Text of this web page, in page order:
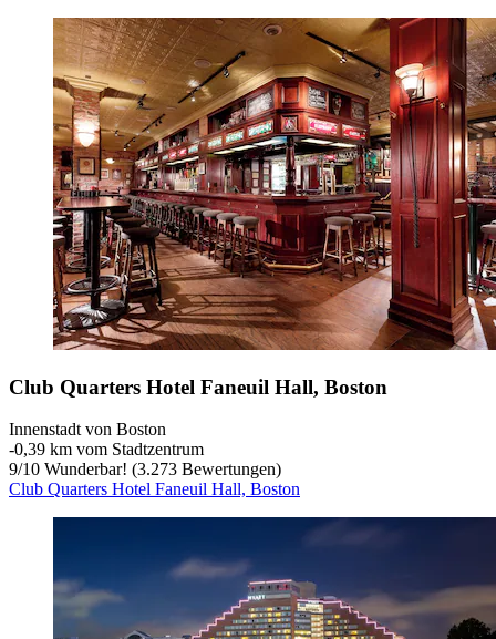
Club Quarters Hotel Faneuil Hall, Boston
Innenstadt von Boston
‐0,39 km vom Stadtzentrum
9/10 Wunderbar! (3.273 Bewertungen)
Club Quarters Hotel Faneuil Hall, Boston